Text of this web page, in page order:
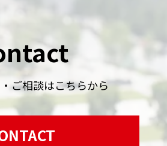
ご相談はこちらから